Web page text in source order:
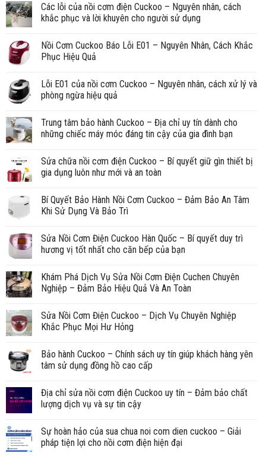
Các lỗi của nồi cơm điện Cuckoo – Nguyên nhân, cách
khắc phục và lời khuyên cho người sử dụng
Nồi Cơm Cuckoo Báo Lỗi E01 – Nguyên Nhân, Cách Khắc
Phục Hiệu Quả
Lỗi E01 của nồi cơm Cuckoo – Nguyên nhân, cách xử lý và
phòng ngừa hiệu quả
Trung tâm bảo hành Cuckoo – Địa chỉ uy tín dành cho
những chiếc máy móc đáng tin cậy của gia đình bạn
Sửa chữa nồi cơm điện Cuckoo – Bí quyết giữ gìn thiết bị
gia dụng luôn như mới và an toàn
Bí Quyết Bảo Hành Nồi Cơm Cuckoo – Đảm Bảo An Tâm
Khi Sử Dụng Và Bảo Trì
Sửa Nồi Cơm Điện Cuckoo Hàn Quốc – Bí quyết duy trì
hương vị tốt nhất cho căn bếp của bạn
Khám Phá Dịch Vụ Sửa Nồi Cơm Điện Cuchen Chuyên
Nghiệp – Đảm Bảo Hiệu Quả Và An Toàn
Sửa Nồi Cơm Điện Cuckoo – Dịch Vụ Chuyên Nghiệp
Khắc Phục Mọi Hư Hỏng
Bảo hành Cuckoo – Chính sách uy tín giúp khách hàng yên
tâm sử dụng đồng hồ cao cấp
Địa chỉ sửa nồi cơm điện Cuckoo uy tín – Đảm bảo chất
lượng dịch vụ và sự tin cậy
Sự hoàn hảo của sua chua noi com dien cuckoo – Giải
pháp tiện lợi cho nồi cơm điện hiện đại